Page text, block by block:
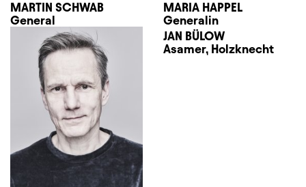
MARTIN SCHWAB
General
MARIA HAPPEL
Generalin
JAN BÜLOW
Asamer, Holzknecht